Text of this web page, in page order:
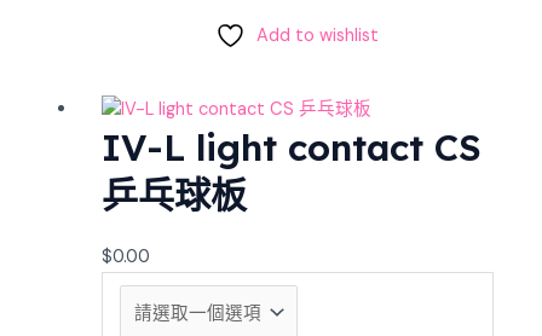
Add to wishlist
IV-L light contact CS
乒乓球板
$0.00